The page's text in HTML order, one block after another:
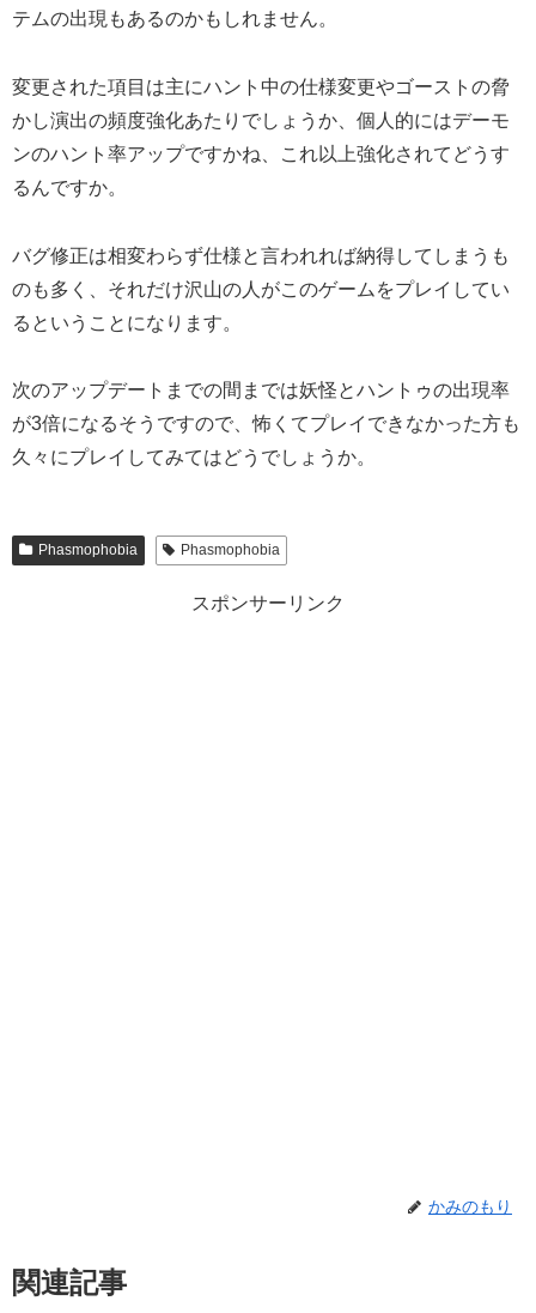
テムの出現もあるのかもしれません。
変更された項目は主にハント中の仕様変更やゴーストの脅
かし演出の頻度強化あたりでしょうか、個人的にはデーモ
ンのハント率アップですかね、これ以上強化されてどうす
るんですか。
バグ修正は相変わらず仕様と言われれば納得してしまうも
のも多く、それだけ沢山の人がこのゲームをプレイしてい
るということになります。
次のアップデートまでの間までは妖怪とハントゥの出現率
が3倍になるそうですので、怖くてプレイできなかった方も
久々にプレイしてみてはどうでしょうか。
Phasmophobia Phasmophobia
スポンサーリンク
かみのもり
関連記事